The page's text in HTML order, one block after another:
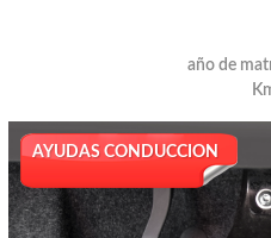
año de
AYUDAS CONDUCCION